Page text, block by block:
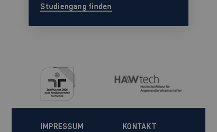
Studiengang finden
IMPRESSUM KONTAKT